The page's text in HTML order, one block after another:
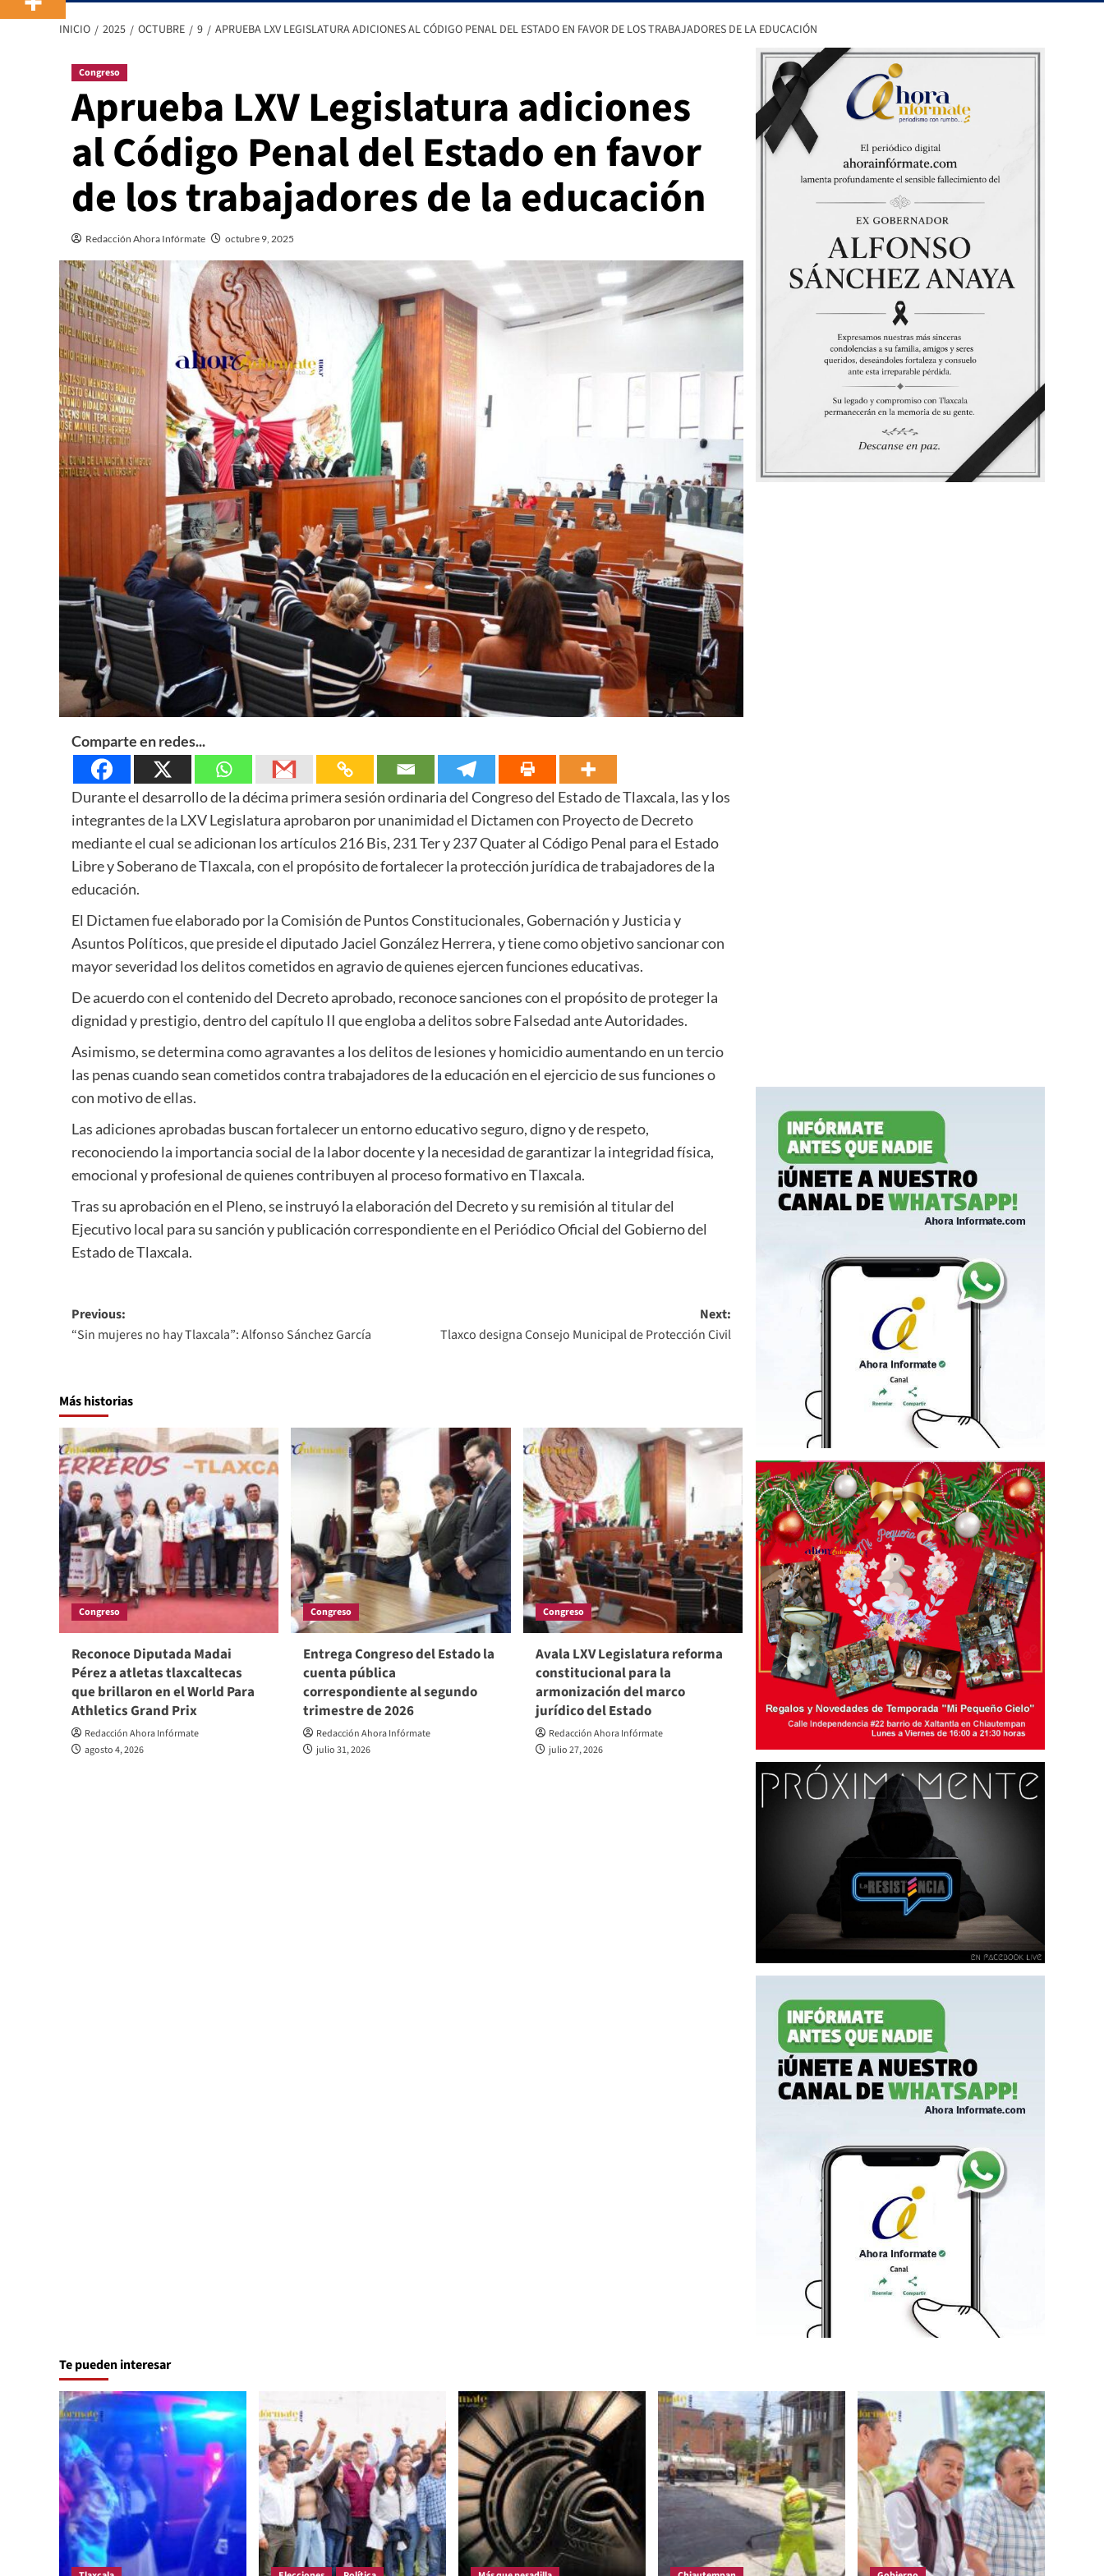
INICIO 2025 OCTUBRE 9 APRUEBA LXV LEGISLATURA ADICIONES AL CÓDIGO PENAL DEL ESTADO EN FAVOR DE LOS TRABAJADORES DE LA EDUCACIÓN
Congreso
Aprueba LXV Legislatura adiciones
al Código Penal del Estado en favor
de los trabajadores de la educación
Redacción Ahora Infórmate octubre 9, 2025
Comparte en redes...
Durante el desarrollo de la décima primera sesión ordinaria del Congreso del Estado de Tlaxcala, las y los
integrantes de la LXV Legislatura aprobaron por unanimidad el Dictamen con Proyecto de Decreto
mediante el cual se adicionan los artículos 216 Bis, 231 Ter y 237 Quater al Código Penal para el Estado
Libre y Soberano de Tlaxcala, con el propósito de fortalecer la protección jurídica de trabajadores de la
educación.
El Dictamen fue elaborado por la Comisión de Puntos Constitucionales, Gobernación y Justicia y
Asuntos Políticos, que preside el diputado Jaciel González Herrera, y tiene como objetivo sancionar con
mayor severidad los delitos cometidos en agravio de quienes ejercen funciones educativas.
De acuerdo con el contenido del Decreto aprobado, reconoce sanciones con el propósito de proteger la
dignidad y prestigio, dentro del capítulo II que engloba a delitos sobre Falsedad ante Autoridades.
Asimismo, se determina como agravantes a los delitos de lesiones y homicidio aumentando en un tercio
las penas cuando sean cometidos contra trabajadores de la educación en el ejercicio de sus funciones o
con motivo de ellas.
Las adiciones aprobadas buscan fortalecer un entorno educativo seguro, digno y de respeto,
reconociendo la importancia social de la labor docente y la necesidad de garantizar la integridad física,
emocional y profesional de quienes contribuyen al proceso formativo en Tlaxcala.
Tras su aprobación en el Pleno, se instruyó la elaboración del Decreto y su remisión al titular del
Ejecutivo local para su sanción y publicación correspondiente en el Periódico Oficial del Gobierno del
Estado de Tlaxcala.
Post
navigation
Previous:
“Sin mujeres no hay Tlaxcala”: Alfonso Sánchez García
Next:
Tlaxco designa Consejo Municipal de Protección Civil
Más historias
Congreso
Reconoce Diputada Madai
Pérez a atletas tlaxcaltecas
que brillaron en el World Para
Athletics Grand Prix
Redacción Ahora Infórmate
agosto 4, 2026
Congreso
Entrega Congreso del Estado la
cuenta pública
correspondiente al segundo
trimestre de 2026
Redacción Ahora Infórmate
julio 31, 2026
Congreso
Avala LXV Legislatura reforma
constitucional para la
armonización del marco
jurídico del Estado
Redacción Ahora Infórmate
julio 27, 2026
Te pueden interesar